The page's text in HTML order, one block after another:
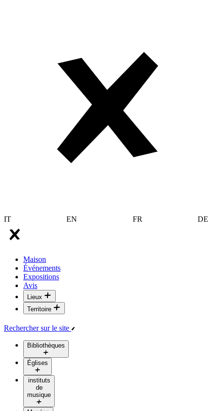
IT EN FR DE
Maison
Événements
Expositions
Avis
Lieux
Territoire
Rechercher sur le site
Bibliothèques
Églises
instituts
de
musique